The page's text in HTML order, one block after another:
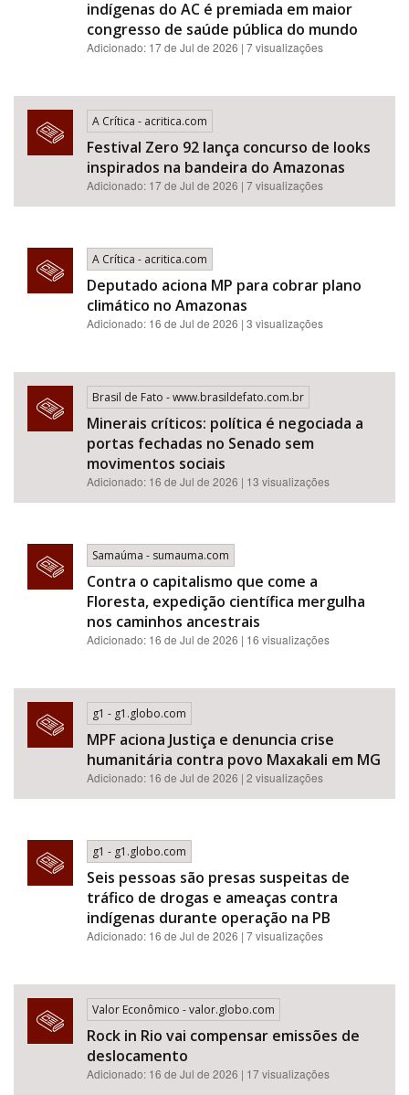
indígenas do AC é premiada em maior
congresso de saúde pública do mundo
Adicionado: 17 de Jul de 2026 | 7 visualizações
A Crítica - acritica.com
Festival Zero 92 lança concurso de looks
inspirados na bandeira do Amazonas
Adicionado: 17 de Jul de 2026 | 7 visualizações
A Crítica - acritica.com
Deputado aciona MP para cobrar plano
climático no Amazonas
Adicionado: 16 de Jul de 2026 | 3 visualizações
Brasil de Fato - www.brasildefato.com.br
Minerais críticos: política é negociada a
portas fechadas no Senado sem
movimentos sociais
Adicionado: 16 de Jul de 2026 | 13 visualizações
Samaúma - sumauma.com
Contra o capitalismo que come a
Floresta, expedição científica mergulha
nos caminhos ancestrais
Adicionado: 16 de Jul de 2026 | 16 visualizações
g1 - g1.globo.com
MPF aciona Justiça e denuncia crise
humanitária contra povo Maxakali em MG
Adicionado: 16 de Jul de 2026 | 2 visualizações
g1 - g1.globo.com
Seis pessoas são presas suspeitas de
tráfico de drogas e ameaças contra
indígenas durante operação na PB
Adicionado: 16 de Jul de 2026 | 7 visualizações
Valor Econômico - valor.globo.com
Rock in Rio vai compensar emissões de
deslocamento
Adicionado: 16 de Jul de 2026 | 17 visualizações